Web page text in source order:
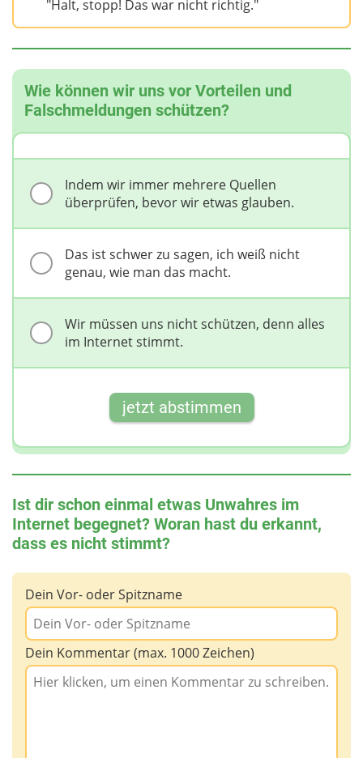
"Halt, stopp! Das war nicht richtig."
Wie können wir uns vor Vorteilen und
Falschmeldungen schützen?
Indem wir immer mehrere Quellen
überprüfen, bevor wir etwas glauben.
Das ist schwer zu sagen, ich weiß nicht
genau, wie man das macht.
Wir müssen uns nicht schützen, denn alles
im Internet stimmt.
jetzt abstimmen
Ist dir schon einmal etwas Unwahres im
Internet begegnet? Woran hast du erkannt,
dass es nicht stimmt?
Dein Vor- oder Spitzname
Dein Kommentar (max. 1000 Zeichen)